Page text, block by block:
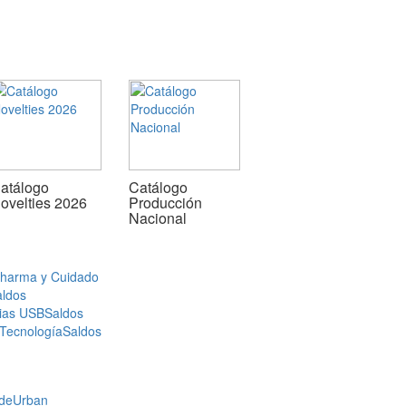
2026
Catálogo
Producción
Nacional
y Cuidado
USBSaldos
Saldos
Urban